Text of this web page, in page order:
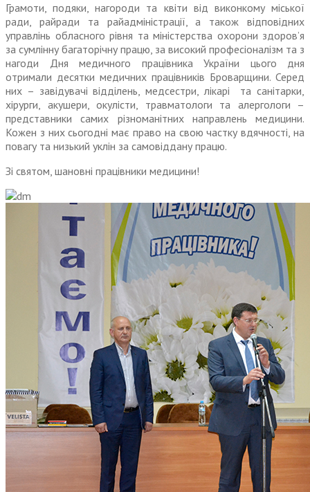
Грамоти, подяки, нагороди та квіти від виконкому міської
ради, райради та райадміністрації, а також відповідних
управлінь обласного рівня та міністерства охорони здоров’я
за сумлінну багаторічну працю, за високий професіоналізм та з
нагоди Дня медичного працівника України цього дня
отримали десятки медичних працівників Броварщини. Серед
них – завідувачі відділень, медсестри, лікарі та санітарки,
хірурги, акушери, окулісти, травматологи та алергологи –
представники самих різноманітних направлень медицини.
Кожен з них сьогодні має право на свою частку вдячності, на
повагу та низький уклін за самовіддану працю.
Зі святом, шановні працівники медицини!